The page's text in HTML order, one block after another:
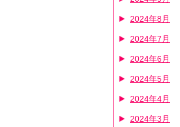
2024年8月
2024年7月
2024年6月
2024年5月
2024年4月
2024年3月